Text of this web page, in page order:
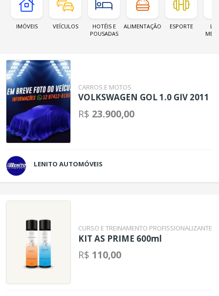
IMÓVEIS VEÍCULOS
HOTÉIS E
POUSADAS
ALIMENTAÇÃO ESPORTE
CARROS E MOTOS
VOLKSWAGEN GOL 1.0 GIV 2011
R$ 23.900,00
LENITO AUTOMÓVEIS
CURSO E TREINAMENTO PROFISSIONALIZANTE
KIT AS PRIME 600ml
R$ 110,00